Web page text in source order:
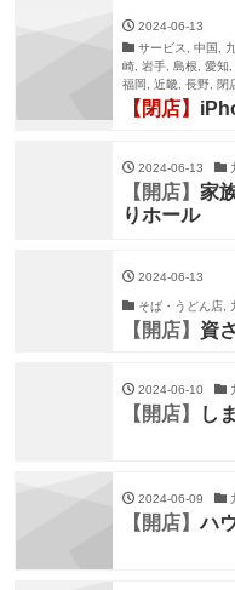
2024-06-13
サービス, 中国,
崎, 岩手, 島根, 愛知
福岡, 近畿, 長野, 閉
【閉店】
2024-06-13
【開店】 家
りホール
2024-06-13
そば・うどん店,
【開店】 資
2024-06-10
【開店】 し
2024-06-09
【開店】ハ